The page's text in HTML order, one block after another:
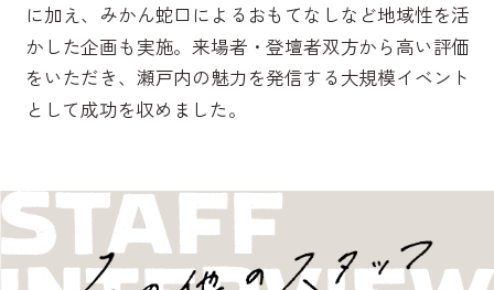
に加え、みかん蛇口によるおもてなしなど地域性を活
かした企画も実施。来場者・登壇者双方から高い評価
をいただき、瀬戸内の魅力を発信する大規模イベント
として成功を収めました。